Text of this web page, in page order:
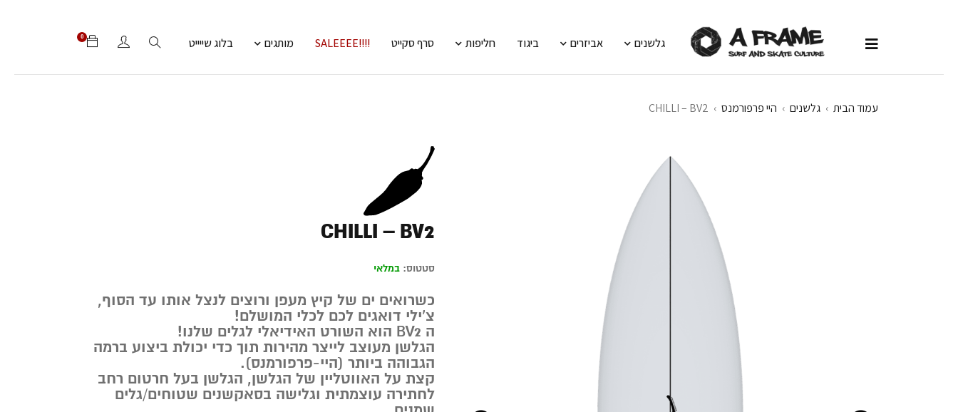
גלשנים אביזרים ביגוד חליפות סרף סקייט !!!!SALEEEE מותגים בלוג שייייט 0
עמוד הבית › גלשנים › היי פרפורמנס ›
CHILLI – BV2
CHILLI – BV2
סטטוס: במלאי
כשרואים ים של קיץ מעפן ורוצים לנצל אותו עד הסוף,
צ’ילי דואגים לכם לכלי המושלם!
ה BV2 הוא השורט האידיאלי לגלים שלנו!
הגלשן מעוצב לייצר מהירות תוך כדי יכולת ביצוע ברמה
הגבוהה ביותר (היי-פרפורמנס).
קצת על האווטליין של הגלשן, הגלשן בעל חרטום רחב
לחתירה עוצמתית וגלישה בסאקשנים שטוחים/גלים